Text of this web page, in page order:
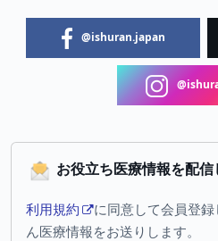
@ishuran.japan
お役立ち医療情報を配
利用規約
に同意して会員登
ん医療情報をお送りします。